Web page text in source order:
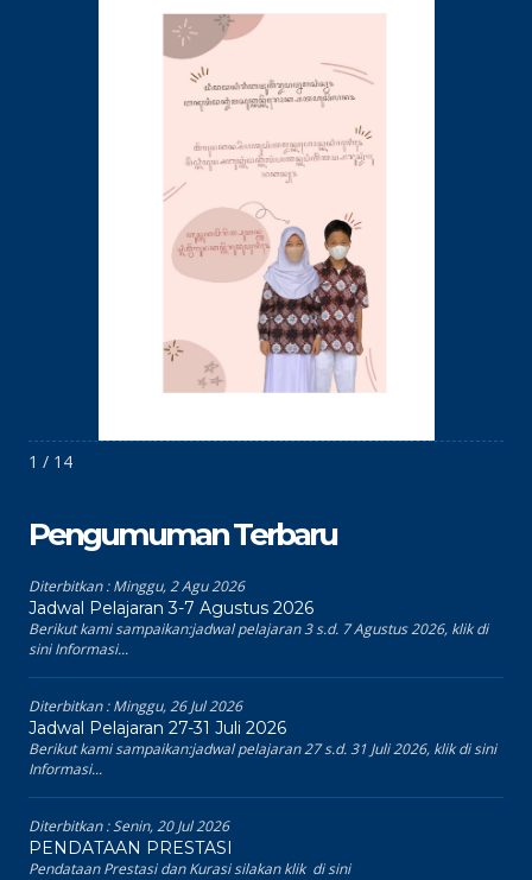
1 / 14
Pengumuman Terbaru
Diterbitkan :Minggu, 2 Agu 2026
Jadwal Pelajaran 3-7 Agustus 2026
Berikut kami sampaikan:jadwal pelajaran 3 s.d. 7 Agustus 2026, klik di
sini Informasi...
Diterbitkan :Minggu, 26 Jul 2026
Jadwal Pelajaran 27-31 Juli 2026
Berikut kami sampaikan:jadwal pelajaran 27 s.d. 31 Juli 2026, klik di sini
Informasi...
Diterbitkan :Senin, 20 Jul 2026
PENDATAAN PRESTASI
Pendataan Prestasi dan Kurasi silakan klik di sini